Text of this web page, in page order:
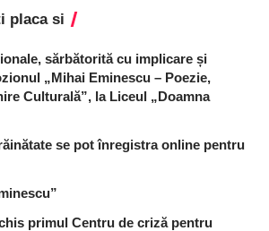
placa si
sărbătorită cu implicare și
„Mihai Eminescu – Poezie,
Culturală”, la Liceul „Doamna
se pot înregistra online pentru
primul Centru de criză pentru